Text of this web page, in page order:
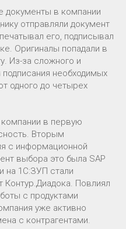
в компании
отправляли документ
его, подписывал
Оригиналы попадали в
Из-за сложного и
необходимых
одного до четырех
в первую
Вторым
с информационной
выбора это была SAP
на 1С:ЗУП стали
Контур.Диадока. Повлиял
с продуктами
уже активно
с контрагентами.